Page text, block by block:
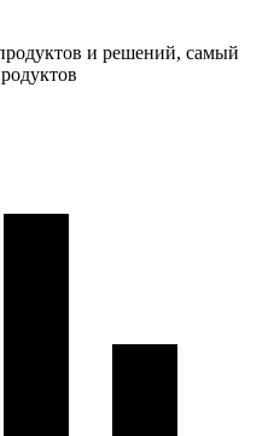
и решений, самый